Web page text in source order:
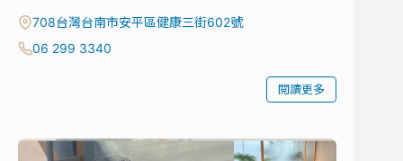
708台灣台南市安平區健康三街602號
06 299 3340
閱讀更多